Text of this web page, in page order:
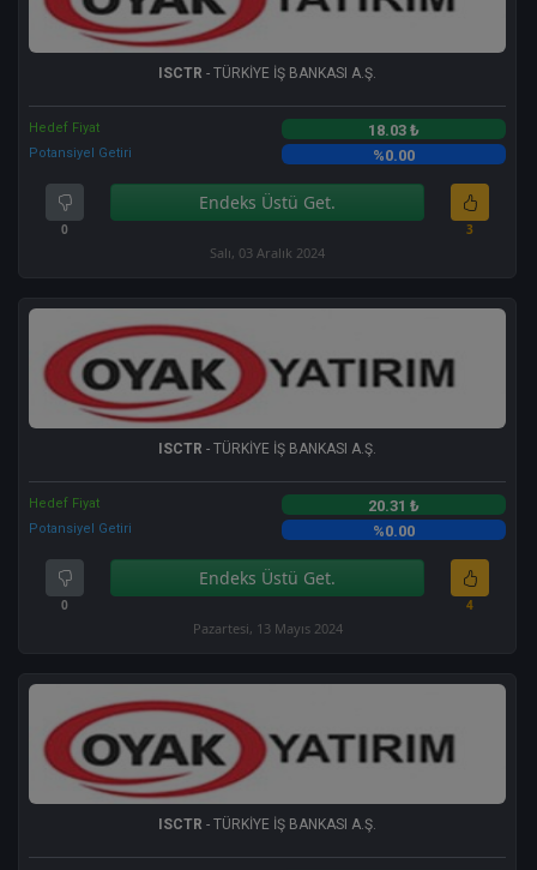
ISCTR - TÜRKİYE İŞ BANKASI A.Ş.
Hedef Fiyat 18.03 ₺
Potansiyel Getiri %0.00
0
Endeks Üstü Get.
3
Salı, 03 Aralık 2024
ISCTR - TÜRKİYE İŞ BANKASI A.Ş.
Hedef Fiyat 20.31 ₺
Potansiyel Getiri %0.00
0
Endeks Üstü Get.
4
Pazartesi, 13 Mayıs 2024
ISCTR - TÜRKİYE İŞ BANKASI A.Ş.